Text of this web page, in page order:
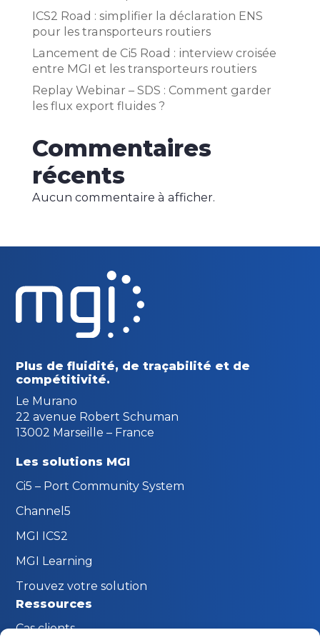
ICS2 Road : simplifier la déclaration ENS
pour les transporteurs routiers
Lancement de Ci5 Road : interview croisée
entre MGI et les transporteurs routiers
Replay Webinar – SDS : Comment garder
les flux export fluides ?
Commentaires
récents
Aucun commentaire à afficher.
Plus de fluidité, de traçabilité et de
compétitivité.
Le Murano
22 avenue Robert Schuman
13002 Marseille – France
Les solutions MGI
Ci5 – Port Community System
Channel5
MGI ICS2
MGI Learning
Trouvez votre solution
Ressources
Cas clients